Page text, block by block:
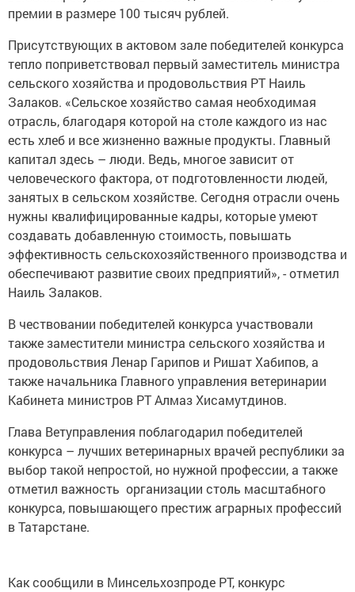
премии в размере 100 тысяч рублей.
Присутствующих в актовом зале победителей конкурса
тепло поприветствовал первый заместитель министра
сельского хозяйства и продовольствия РТ Наиль
Залаков. «Сельское хозяйство самая необходимая
отрасль, благодаря которой на столе каждого из нас
есть хлеб и все жизненно важные продукты. Главный
капитал здесь – люди. Ведь, многое зависит от
человеческого фактора, от подготовленности людей,
занятых в сельском хозяйстве. Сегодня отрасли очень
нужны квалифицированные кадры, которые умеют
создавать добавленную стоимость, повышать
эффективность сельскохозяйственного производства и
обеспечивают развитие своих предприятий», - отметил
Наиль Залаков.
В чествовании победителей конкурса участвовали
также заместители министра сельского хозяйства и
продовольствия Ленар Гарипов и Ришат Хабипов, а
также начальника Главного управления ветеринарии
Кабинета министров РТ Алмаз Хисамутдинов.
Глава Ветуправления поблагодарил победителей
конкурса – лучших ветеринарных врачей республики за
выбор такой непростой, но нужной профессии, а также
отметил важность организации столь масштабного
конкурса, повышающего престиж аграрных профессий
в Татарстане.
Как сообщили в Минсельхозпроде РТ, конкурс